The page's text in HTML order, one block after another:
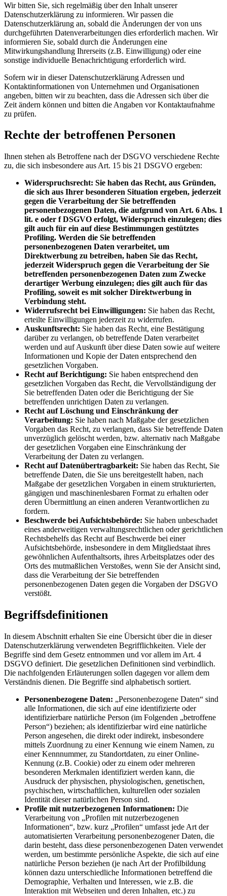
Wir bitten Sie, sich regelmäßig über den Inhalt unserer
Datenschutzerklärung zu informieren. Wir passen die
Datenschutzerklärung an, sobald die Änderungen der von uns
durchgeführten Datenverarbeitungen dies erforderlich machen. Wir
informieren Sie, sobald durch die Änderungen eine
Mitwirkungshandlung Ihrerseits (z.B. Einwilligung) oder eine
sonstige individuelle Benachrichtigung erforderlich wird.
Sofern wir in dieser Datenschutzerklärung Adressen und
Kontaktinformationen von Unternehmen und Organisationen
angeben, bitten wir zu beachten, dass die Adressen sich über die
Zeit ändern können und bitten die Angaben vor Kontaktaufnahme
zu prüfen.
Rechte der betroffenen Personen
Ihnen stehen als Betroffene nach der DSGVO verschiedene Rechte
zu, die sich insbesondere aus Art. 15 bis 21 DSGVO ergeben:
Widerspruchsrecht: Sie haben das Recht, aus Gründen,
die sich aus Ihrer besonderen Situation ergeben, jederzeit
gegen die Verarbeitung der Sie betreffenden
personenbezogenen Daten, die aufgrund von Art. 6 Abs. 1
lit. e oder f DSGVO erfolgt, Widerspruch einzulegen; dies
gilt auch für ein auf diese Bestimmungen gestütztes
Profiling. Werden die Sie betreffenden
personenbezogenen Daten verarbeitet, um
Direktwerbung zu betreiben, haben Sie das Recht,
jederzeit Widerspruch gegen die Verarbeitung der Sie
betreffenden personenbezogenen Daten zum Zwecke
derartiger Werbung einzulegen; dies gilt auch für das
Profiling, soweit es mit solcher Direktwerbung in
Verbindung steht.
Widerrufsrecht bei Einwilligungen: Sie haben das Recht,
erteilte Einwilligungen jederzeit zu widerrufen.
Auskunftsrecht: Sie haben das Recht, eine Bestätigung
darüber zu verlangen, ob betreffende Daten verarbeitet
werden und auf Auskunft über diese Daten sowie auf weitere
Informationen und Kopie der Daten entsprechend den
gesetzlichen Vorgaben.
Recht auf Berichtigung: Sie haben entsprechend den
gesetzlichen Vorgaben das Recht, die Vervollständigung der
Sie betreffenden Daten oder die Berichtigung der Sie
betreffenden unrichtigen Daten zu verlangen.
Recht auf Löschung und Einschränkung der
Verarbeitung: Sie haben nach Maßgabe der gesetzlichen
Vorgaben das Recht, zu verlangen, dass Sie betreffende Daten
unverzüglich gelöscht werden, bzw. alternativ nach Maßgabe
der gesetzlichen Vorgaben eine Einschränkung der
Verarbeitung der Daten zu verlangen.
Recht auf Datenübertragbarkeit: Sie haben das Recht, Sie
betreffende Daten, die Sie uns bereitgestellt haben, nach
Maßgabe der gesetzlichen Vorgaben in einem strukturierten,
gängigen und maschinenlesbaren Format zu erhalten oder
deren Übermittlung an einen anderen Verantwortlichen zu
fordern.
Beschwerde bei Aufsichtsbehörde: Sie haben unbeschadet
eines anderweitigen verwaltungsrechtlichen oder gerichtlichen
Rechtsbehelfs das Recht auf Beschwerde bei einer
Aufsichtsbehörde, insbesondere in dem Mitgliedstaat ihres
gewöhnlichen Aufenthaltsorts, ihres Arbeitsplatzes oder des
Orts des mutmaßlichen Verstoßes, wenn Sie der Ansicht sind,
dass die Verarbeitung der Sie betreffenden
personenbezogenen Daten gegen die Vorgaben der DSGVO
verstößt.
Begriffsdefinitionen
In diesem Abschnitt erhalten Sie eine Übersicht über die in dieser
Datenschutzerklärung verwendeten Begrifflichkeiten. Viele der
Begriffe sind dem Gesetz entnommen und vor allem im Art. 4
DSGVO definiert. Die gesetzlichen Definitionen sind verbindlich.
Die nachfolgenden Erläuterungen sollen dagegen vor allem dem
Verständnis dienen. Die Begriffe sind alphabetisch sortiert.
Personenbezogene Daten: „Personenbezogene Daten“ sind
alle Informationen, die sich auf eine identifizierte oder
identifizierbare natürliche Person (im Folgenden „betroffene
Person“) beziehen; als identifizierbar wird eine natürliche
Person angesehen, die direkt oder indirekt, insbesondere
mittels Zuordnung zu einer Kennung wie einem Namen, zu
einer Kennnummer, zu Standortdaten, zu einer Online-
Kennung (z.B. Cookie) oder zu einem oder mehreren
besonderen Merkmalen identifiziert werden kann, die
Ausdruck der physischen, physiologischen, genetischen,
psychischen, wirtschaftlichen, kulturellen oder sozialen
Identität dieser natürlichen Person sind.
Profile mit nutzerbezogenen Informationen: Die
Verarbeitung von „Profilen mit nutzerbezogenen
Informationen“, bzw. kurz „Profilen“ umfasst jede Art der
automatisierten Verarbeitung personenbezogener Daten, die
darin besteht, dass diese personenbezogenen Daten verwendet
werden, um bestimmte persönliche Aspekte, die sich auf eine
natürliche Person beziehen (je nach Art der Profilbildung
können dazu unterschiedliche Informationen betreffend die
Demographie, Verhalten und Interessen, wie z.B. die
Interaktion mit Webseiten und deren Inhalten, etc.) zu